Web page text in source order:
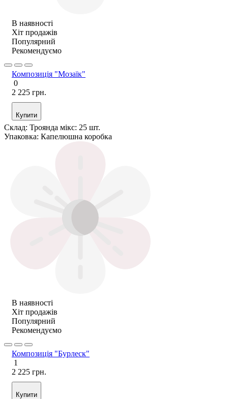
В наявності
Хіт продажів
Популярний
Рекомендуємо
Композиція "Мозаїк"
0
2 225 грн.
Купити
Склад: Троянда мікс: 25 шт.
Упаковка: Капелюшна коробка
В наявності
Хіт продажів
Популярний
Рекомендуємо
Композиція "Бурлеск"
1
2 225 грн.
Купити